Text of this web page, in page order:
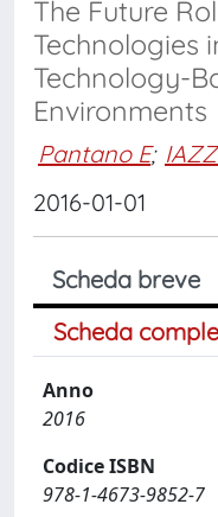
The Future
Technologies
Technology-
Environments
Pantano E;
2016-01-01
Scheda breve
Scheda
Anno
2016
Codice ISBN
978-1-4673-9852-7